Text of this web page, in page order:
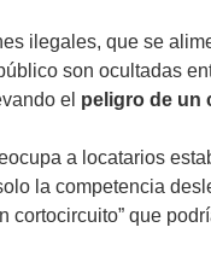
ilegales, que se
son ocultadas
el peligro de un
a locatarios
la competencia
cortocircuito” que